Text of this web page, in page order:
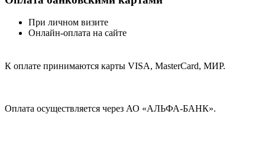
При личном визите
Онлайн-оплата на сайте
К оплате принимаются карты VISA, MasterCard, МИР.
Оплата осуществляется через АО «АЛЬФА-БАНК».